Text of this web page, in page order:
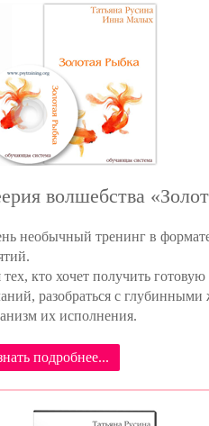
волшебства
необычный тренинг в
тех, кто хочет получить
разобраться с глубинными
их исполнения.
подробнее...